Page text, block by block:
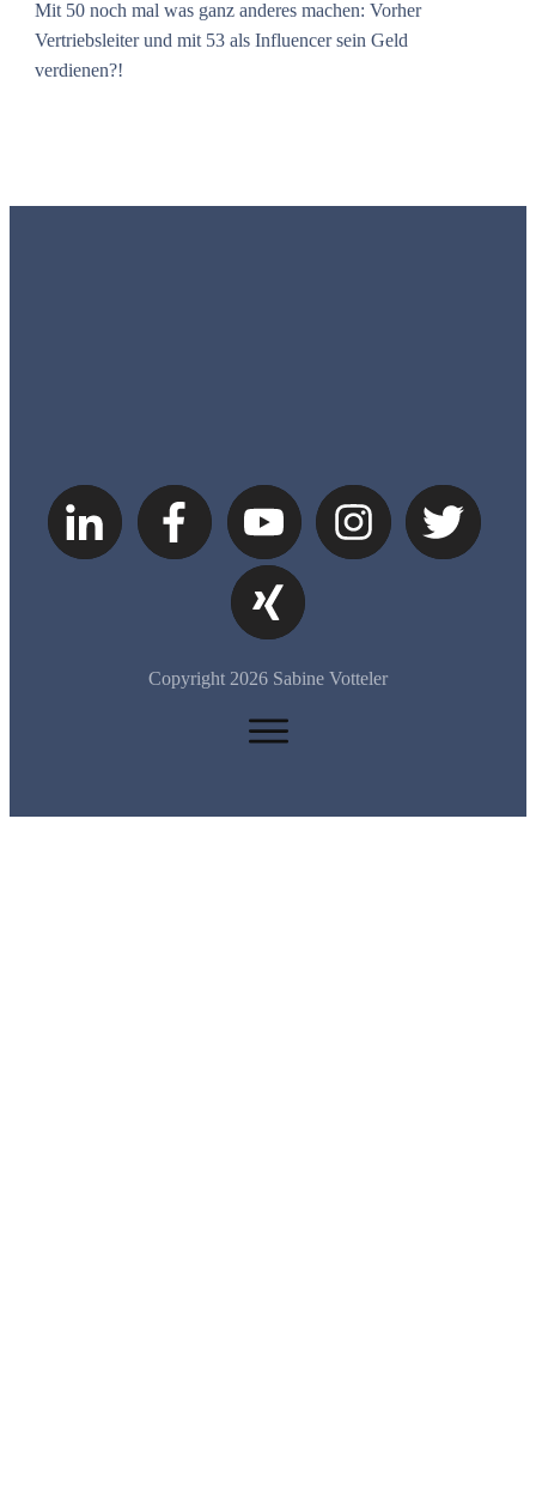
Mit 50 noch mal was ganz anderes machen: Vorher
Vertriebsleiter und mit 53 als Influencer sein Geld
verdienen?!
Copyright 2026 Sabine Votteler